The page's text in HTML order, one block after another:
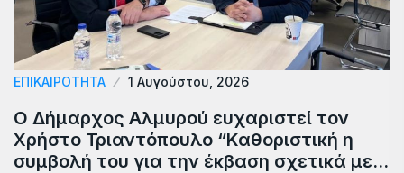
ΕΠΙΚΑΙΡΟΤΗΤΑ 1 Αυγούστου, 2026
Ο Δήμαρχος Αλμυρού ευχαριστεί τον
Χρήστο Τριαντόπουλο “Καθοριστική η
συμβολή του για την έκβαση σχετικά με…